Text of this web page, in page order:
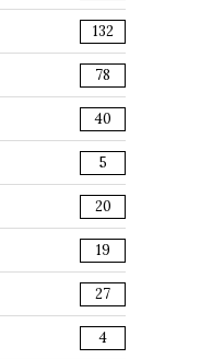
132
78
40
5
20
19
27
4